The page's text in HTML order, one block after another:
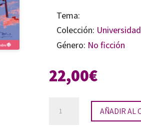
Tema:
Colección: Universidad
Género: No ficción
22,00€
AÑADIR AL